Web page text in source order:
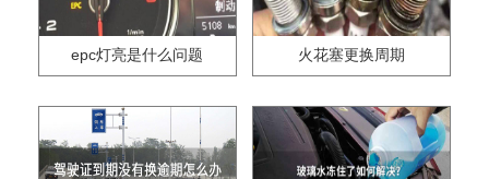
epc灯亮是什么问题 火花塞更换周期